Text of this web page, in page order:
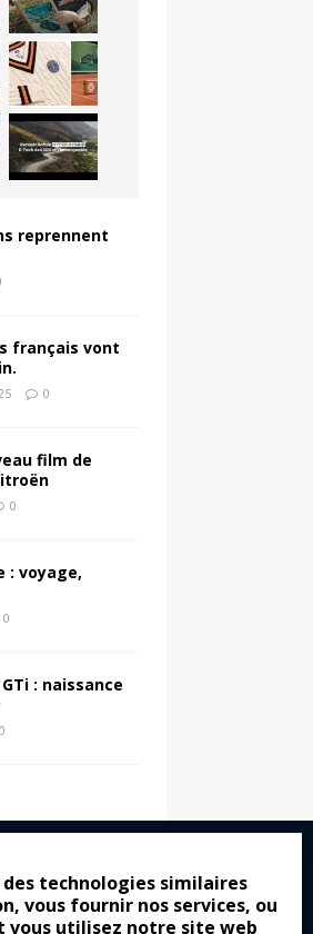
technologies similaires
vous fournir nos services, ou
vous utilisez notre site web
reprennent
français vont
0
film de
0
: voyage,
0
: naissance
0